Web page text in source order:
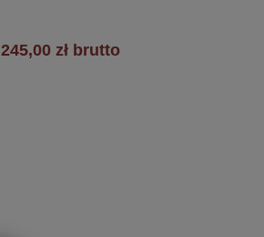
245,00 zł brutto